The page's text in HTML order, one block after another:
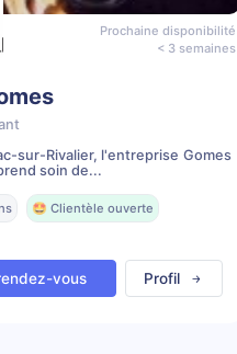
Prochaine disponibilité
< 3 semaines
sur-Rivalier, l'entreprise Gomes
soin de...
🤩 Clientèle ouverte
vous Profil